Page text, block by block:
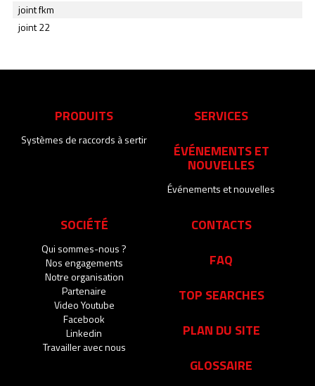
joint fkm
joint 22
PRODUITS
Systèmes de raccords à sertir
SERVICES
ÉVÉNEMENTS ET
NOUVELLES
Événements et nouvelles
SOCIÉTÉ
Qui sommes-nous ?
Nos engagements
Notre organisation
Partenaire
Video Youtube
Facebook
Linkedin
Travailler avec nous
CONTACTS
FAQ
TOP SEARCHES
PLAN DU SITE
GLOSSAIRE